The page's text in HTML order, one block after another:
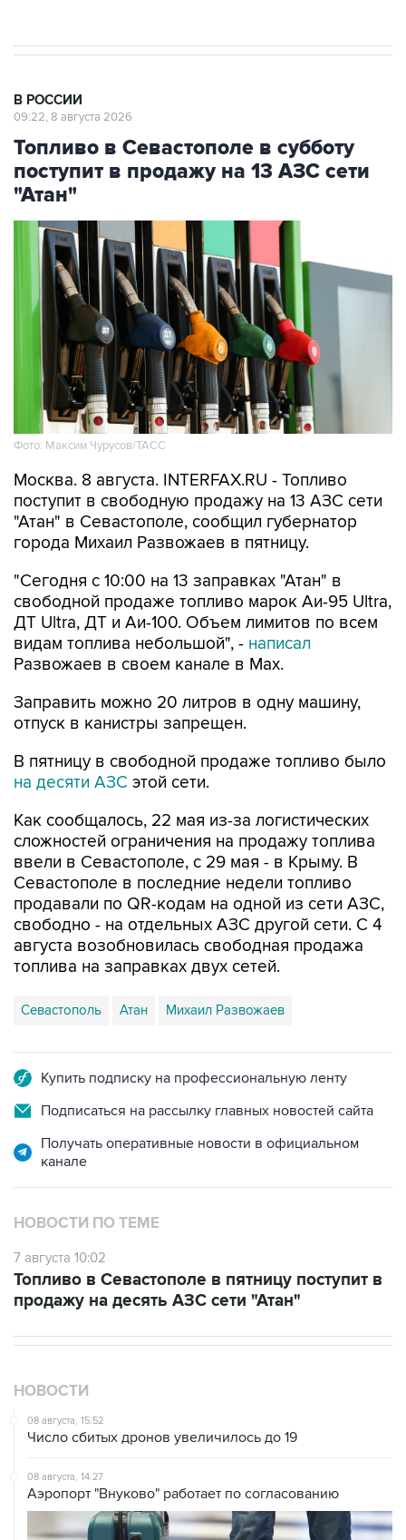
Топливо в Севастополе в субботу
поступит в продажу на 13 АЗС сети
"Атан"
Фото: Максим Чурусов/ТАСС
Москва. 8 августа. INTERFAX.RU - Топливо
"Атан" в Севастополе, сообщил губернатор
города Михаил Развожаев в пятницу.
"Сегодня с 10:00 на 13 заправках "Атан" в
ДТ Ultra, ДТ и Аи-100. Объем лимитов по всем
видам топлива небольшой", - написал
Развожаев в своем канале в Max.
Заправить можно 20 литров в одну машину,
В пятницу в свободной продаже топливо было
Как сообщалось, 22 мая из-за логистических
ввели в Севастополе, с 29 мая - в Крыму. В
Севастополе в последние недели топливо
продавали по QR-кодам на одной из сети АЗС,
свободно - на отдельных АЗС другой сети. С 4
августа возобновилась свободная продажа
топлива на заправках двух сетей.
Севастополь Атан Михаил Развожаев
Подписаться на рассылку главных новостей сайта
Получать оперативные новости в официальном
НОВОСТИ ПО ТЕМЕ
7 августа 10:02
продажу на десять АЗС сети "Атан"
08 августа, 15:52
Число сбитых дронов увеличилось до 19
08 августа, 14:27